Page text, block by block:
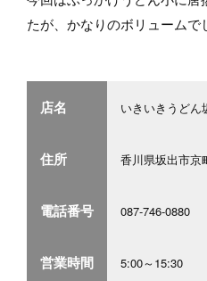
たが、かなりのボリュームで
店名 いきいきうどん
住所 香川県坂出市京
電話番号 087-746-0880
営業時間 5:00～15:30